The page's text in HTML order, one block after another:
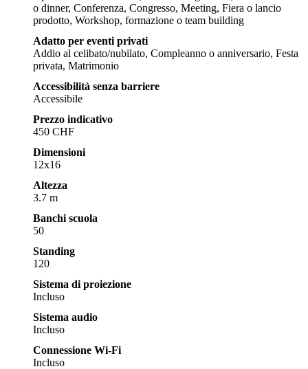
o dinner, Conferenza, Congresso, Meeting, Fiera o lancio
prodotto, Workshop, formazione o team building
Adatto per eventi privati
Addio al celibato/nubilato, Compleanno o anniversario, Festa
privata, Matrimonio
Accessibilità senza barriere
Accessibile
Prezzo indicativo
450 CHF
Dimensioni
12x16
Altezza
3.7 m
Banchi scuola
50
Standing
120
Sistema di proiezione
Incluso
Sistema audio
Incluso
Connessione Wi-Fi
Incluso